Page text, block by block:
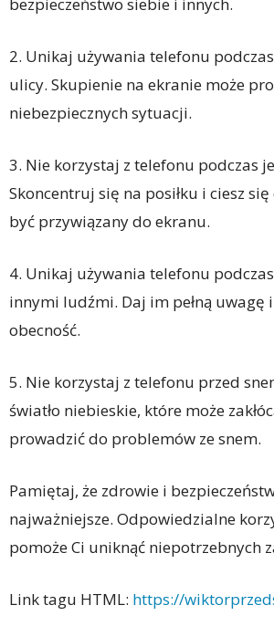
bezpieczeństwo siebie i innych.
2. Unikaj używania telefonu
ulicy. Skupienie na ekranie może
niebezpiecznych sytuacji.
3. Nie korzystaj z telefonu podczas
Skoncentruj się na posiłku i ciesz
być przywiązany do ekranu.
4. Unikaj używania telefonu
innymi ludźmi. Daj im pełną uwagę
obecność.
5. Nie korzystaj z telefonu przed
światło niebieskie, które może
prowadzić do problemów ze snem.
Pamiętaj, że zdrowie i
najważniejsze. Odpowiedzialne
pomoże Ci uniknąć niepotrzebnych
Link tagu HTML: https://